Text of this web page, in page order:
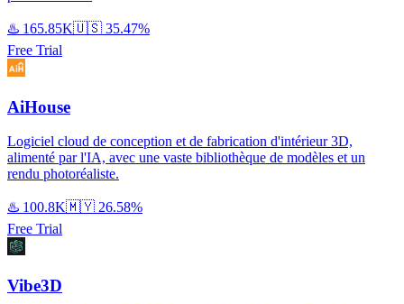
♨️ 165.85K🇺🇸 35.47%
Free Trial
AiHouse
Logiciel cloud de conception et de fabrication d'intérieur 3D,
alimenté par l'IA, avec une vaste bibliothèque de modèles et un
rendu photoréaliste.
♨️ 100.8K🇲🇾 26.58%
Free Trial
Vibe3D